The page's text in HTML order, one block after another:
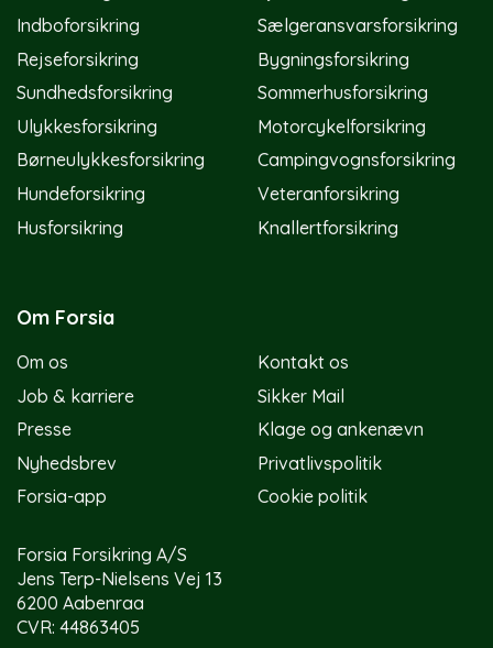
Indboforsikring
Rejseforsikring
Sundhedsforsikring
Ulykkesforsikring
Børneulykkesforsikring
Hundeforsikring
Husforsikring
Sælgeransvarsforsikring
Bygningsforsikring
Sommerhusforsikring
Motorcykelforsikring
Campingvognsforsikring
Veteranforsikring
Knallertforsikring
Om Forsia
Om os
Job & karriere
Presse
Nyhedsbrev
Forsia-app
Kontakt os
Sikker Mail
Klage og ankenævn
Privatlivspolitik
Cookie politik
Forsia Forsikring A/S
Jens Terp-Nielsens Vej 13
6200 Aabenraa
CVR: 44863405